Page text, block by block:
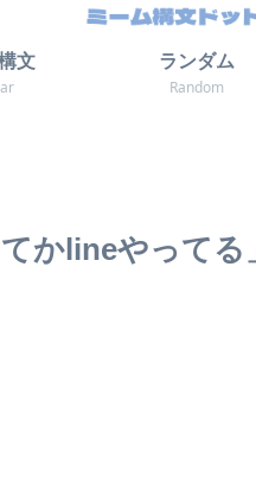
文
ランダム
Random
てかlineやって